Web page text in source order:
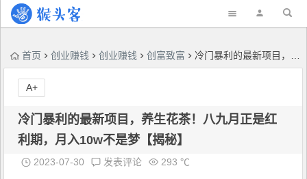
首页 创业赚钱 创业赚钱 创富致富 冷门暴利的最新项目，养生花茶！八九月正是红利期，月入10w不是梦【揭秘】
冷门暴利的最新项目，养生花茶！八九月正是红
利期，月入10w不是梦【揭秘】
2023-07-30 发表评论 293 ℃
A+